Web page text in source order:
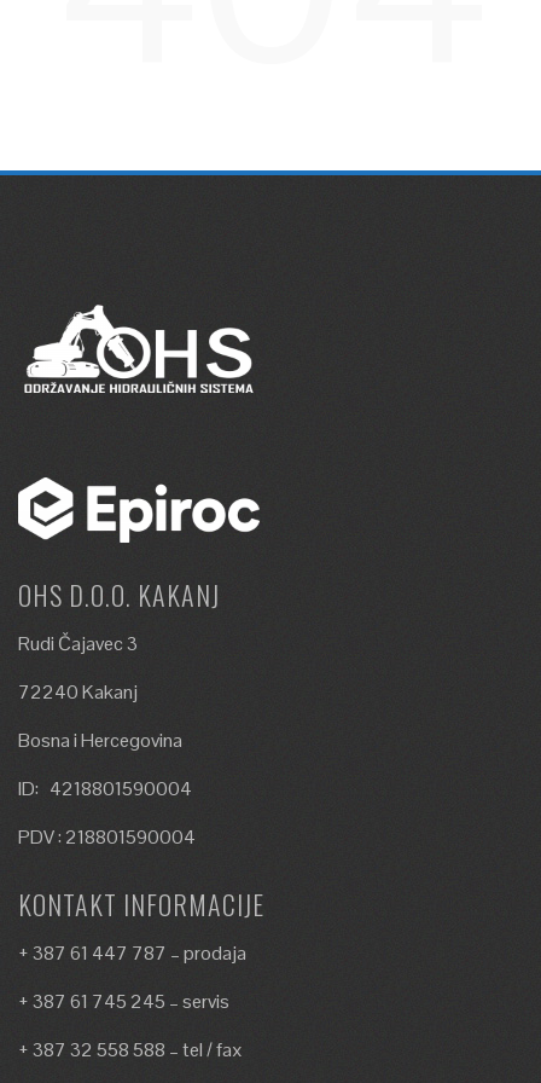
OHS D.O.O. KAKANJ
Rudi Čajavec 3
72240 Kakanj
Bosna i Hercegovina
ID: 4218801590004
PDV : 218801590004
KONTAKT INFORMACIJE
+ 387 61 447 787 – prodaja
+ 387 61 745 245 – servis
+ 387 32 558 588 – tel / fax